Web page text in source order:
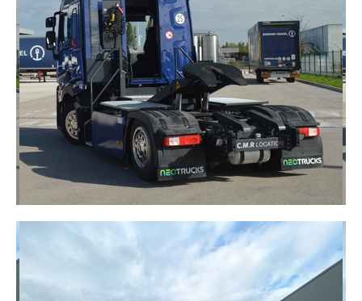
Solution robuste et fiable pour déplacer vos
remorques en toute sécurité. Conçus pour une
utilisation intensive, ils améliorent le confort de
travail des opérateurs et fluidifient vos flux
logistiques.
DÉCOUVRIR
NEOTRUCKS